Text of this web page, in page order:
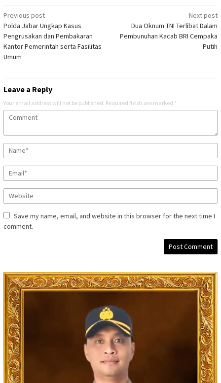
Post
navigation
Previous post
Polda Jabar Ungkap Kasus
Pengrusakan dan Pembakaran
Kantor Pemerintah serta Fasilitas
Umum
Next post
Dua Oknum TNI Terlibat Dalam
Pembunuhan Kacab BRI Cempaka
Putih
Leave a Reply
Your email address will not be published. Required fields are marked *
Save my name, email, and website in this browser for the next time I
comment.